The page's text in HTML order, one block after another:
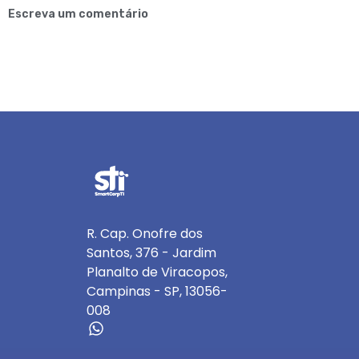
Escreva um comentário
R. Cap. Onofre dos
Santos, 376 - Jardim
Planalto de Viracopos,
Campinas - SP, 13056-
008